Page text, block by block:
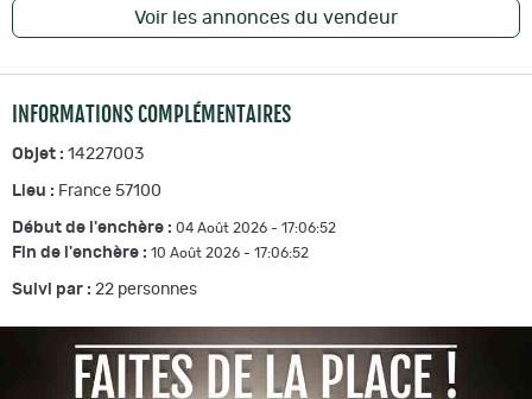
Voir les annonces du vendeur
INFORMATIONS COMPLÉMENTAIRES
Objet : 14227003
Lieu : France 57100
Début de l'enchère : 04 Août 2026 - 17:06:52
Fin de l'enchère : 10 Août 2026 - 17:06:52
Suivi par : 22 personnes